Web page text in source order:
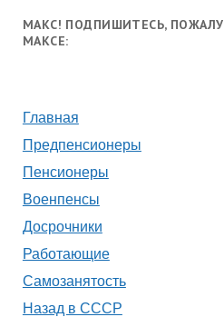
МАКС! ПОДПИШИТЕСЬ,
МАКСЕ:
Главная
Предпенсионеры
Пенсионеры
Военпенсы
Досрочники
Работающие
Самозанятость
Назад в СССР